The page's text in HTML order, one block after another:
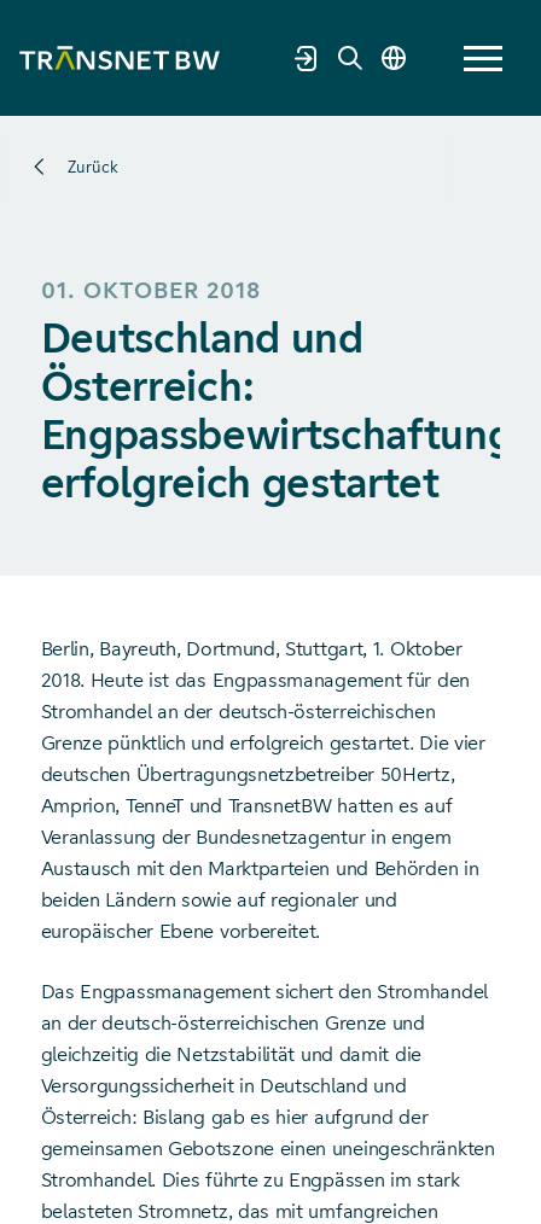
Zurück
01. OKTOBER 2018
Deutschland und
Österreich:
Engpassbewirtschaftung
erfolgreich gestartet
Berlin, Bayreuth, Dortmund, Stuttgart, 1. Oktober
2018. Heute ist das Engpassmanagement für den
Stromhandel an der deutsch-österreichischen
Grenze pünktlich und erfolgreich gestartet. Die vier
deutschen Übertragungsnetzbetreiber 50Hertz,
Amprion, TenneT und TransnetBW hatten es auf
Veranlassung der Bundesnetzagentur in engem
Austausch mit den Marktparteien und Behörden in
beiden Ländern sowie auf regionaler und
europäischer Ebene vorbereitet.
Das Engpassmanagement sichert den Stromhandel
an der deutsch-österreichischen Grenze und
gleichzeitig die Netzstabilität und damit die
Versorgungssicherheit in Deutschland und
Österreich: Bislang gab es hier aufgrund der
gemeinsamen Gebotszone einen uneingeschränkten
Stromhandel. Dies führte zu Engpässen im stark
belasteten Stromnetz, das mit umfangreichen